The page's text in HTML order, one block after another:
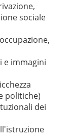
sociale
e immagini
politiche)
dei